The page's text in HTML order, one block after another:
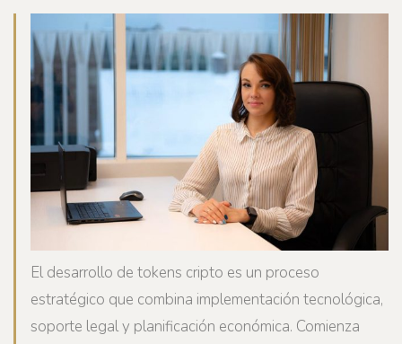
El desarrollo de tokens cripto es un proceso
estratégico que combina implementación tecnológica,
soporte legal y planificación económica. Comienza